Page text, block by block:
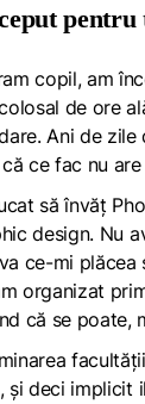
pentru
copil, am
de ore
Ani de
ce fac nu
să învăț
design. Nu
ce-mi
organizat
că se poate,
și deci implicit